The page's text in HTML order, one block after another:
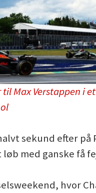
til Max Verstappen i
sekund efter på
med ganske få
hvor